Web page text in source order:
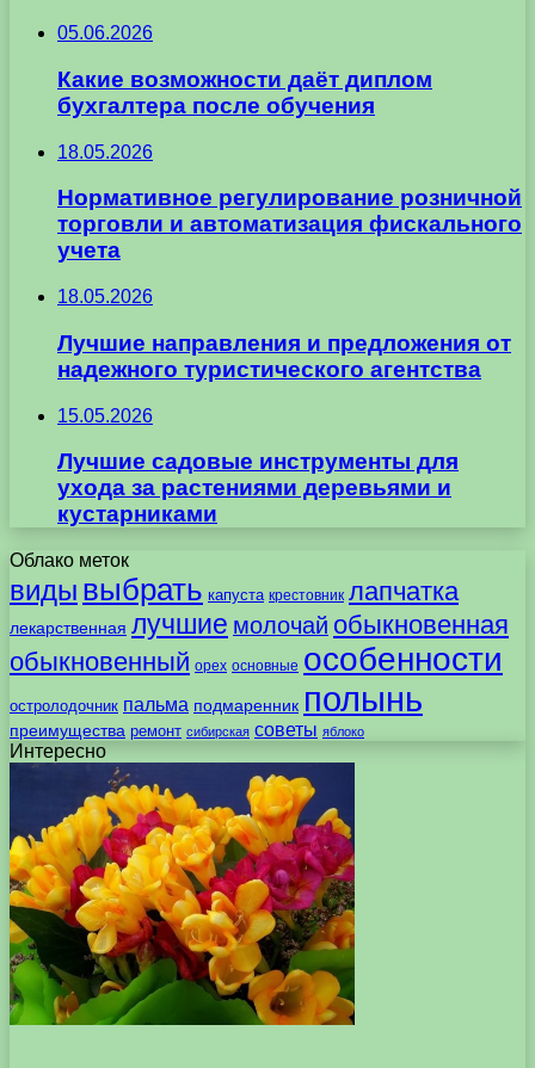
05.06.2026
Какие возможности даёт диплом
бухгалтера после обучения
18.05.2026
Нормативное регулирование розничной
торговли и автоматизация фискального
учета
18.05.2026
Лучшие направления и предложения от
надежного туристического агентства
15.05.2026
Лучшие садовые инструменты для
ухода за растениями деревьями и
кустарниками
Облако меток
виды выбрать капуста крестовник лапчатка
лекарственная лучшие молочай обыкновенная
обыкновенный орех основные особенности
остролодочник пальма подмаренник полынь
преимущества ремонт сибирская советы яблоко
Интересно